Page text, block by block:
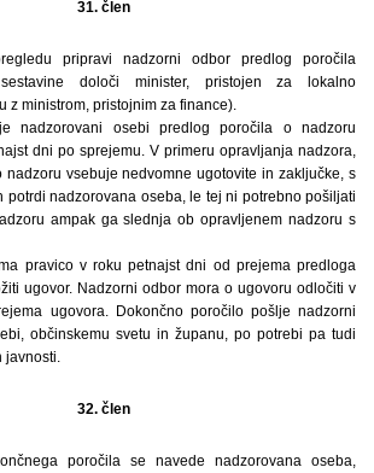
31. člen
pripravi nadzorni odbor predlog poročila
določi minister, pristojen za lokalno
z ministrom, pristojnim za finance).
nadzorovani osebi predlog poročila o nadzoru
dni po sprejemu. V primeru opravljanja nadzora,
vsebuje nedvomne ugotovite in zaključke, s
potrdi nadzorovana oseba, le tej ni potrebno pošiljati
ampak ga slednja ob opravljenem nadzoru s
pravico v roku petnajst dni od prejema predloga
ugovor. Nadzorni odbor mora o ugovoru odločiti v
ugovora. Dokončno poročilo pošlje nadzorni
občinskemu svetu in županu, po potrebi pa tudi
32. člen
poročila se navede nadzorovana oseba,